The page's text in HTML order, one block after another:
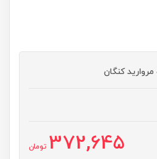
کنگان
372,645 تومان